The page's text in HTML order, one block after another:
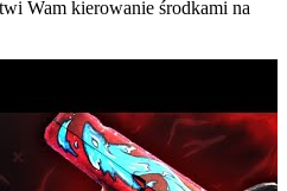
Wam kierowanie środkami na